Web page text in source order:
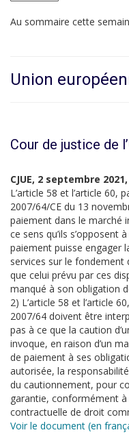
Au sommaire cette
Union
Cour de justice de
CJUE, 2 septembre
L’article 58 et l’article 60,
2007/64/CE du 13
paiement dans le marché
ce sens qu’ils s’opposent
paiement puisse engager
services sur le fondement
que celui prévu par ces
manqué à son obligation
2) L’article 58 et l’article
2007/64 doivent être
pas à ce que la caution
invoque, en raison d’un
de paiement à ses
autorisée, la
du cautionnement, pour
garantie, conformément
contractuelle de droit
Voir le document (en